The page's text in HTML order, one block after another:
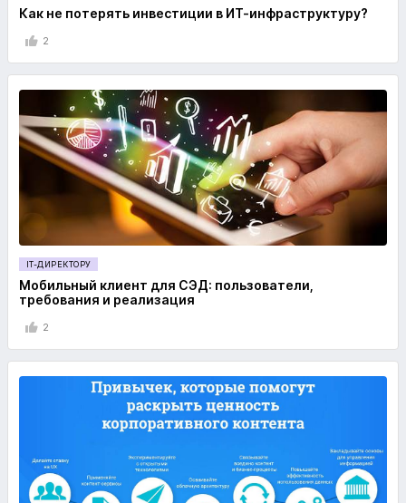
Как не потерять инвестиции в ИТ-инфраструктуру?
2
IT-ДИРЕКТОРУ
Мобильный клиент для СЭД: пользователи,
требования и реализация
2